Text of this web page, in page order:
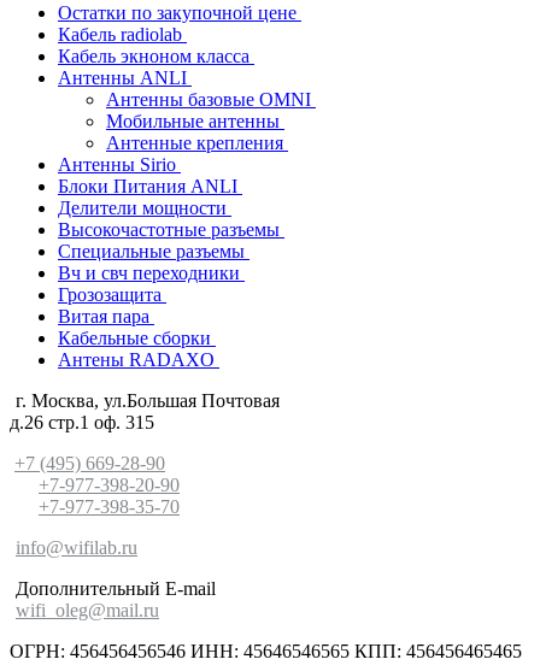
Остатки по закупочной цене
Кабель radiolab
Кабель экноном класса
Антенны ANLI
Антенны базовые OMNI
Мобильные антенны
Антенные крепления
Антенны Sirio
Блоки Питания ANLI
Делители мощности
Высокочастотные разъемы
Специальные разъемы
Вч и свч переходники
Грозозащита
Витая пара
Кабельные сборки
Антены RADAXO
г. Москва, ул.Большая Почтовая
д.26 стр.1 оф. 315
+7 (495) 669-28-90
+7-977-398-20-90
+7-977-398-35-70
info@wifilab.ru
Дополнительный E-mail
wifi_oleg@mail.ru
ОГРН: 456456456546 ИНН: 45646546565 КПП: 456456465465